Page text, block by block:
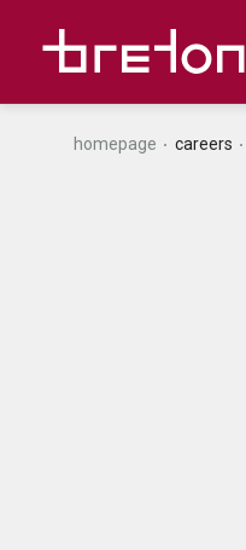
homepage careers